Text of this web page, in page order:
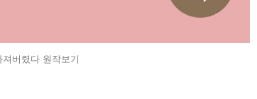
버렸다 원작보기